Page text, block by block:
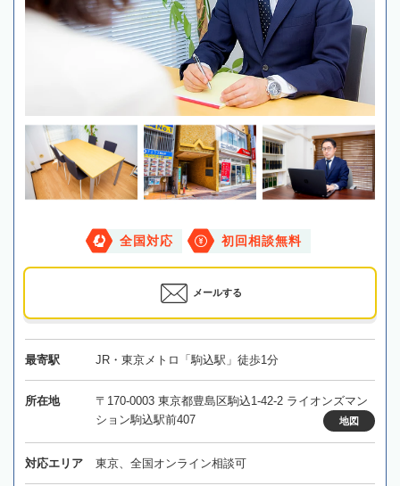
全国対応 初回相談無料
メールする
最寄駅 JR・東京メトロ「駒込駅」徒歩1分
所在地
〒170-0003 東京都豊島区駒込1-42-2 ライオンズマン
ション駒込駅前407
地図
対応エリア 東京、全国オンライン相談可